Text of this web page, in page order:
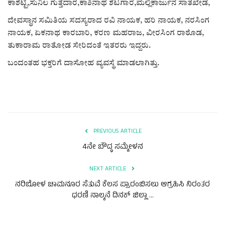
ಕಾಶೆಟ್ಟಿ,ಸುನಿಲ ಗುತ್ತೆದಾರ,ಕಾಶಿನಾಥ ಶೆಟಗಾರ,ಮಲ್ಲಿಕಾರ್ಜುನ ಸಾತಖೇಡ,
ದೇವಸ್ಥಾನ ಸಮಿತಿಯ ಸದಸ್ಯರಾದ ರವಿ ನಾಯಕ, ಹರಿ ನಾಯಕ, ನರಸಿಂಗ
ನಾಯಕ, ಏಕನಾಥ ಕಾರಬಾರಿ, ಕರಣ ಮಹರಾಜ, ವೀರಸಿಂಗ ರಾಠೊಡ,
ತುಕಾರಾಮ ರಾತೋಡ ಸೇರಿದಂತೆ ಇತರರು ಇದ್ದರು.
ಬಂದಂತಹ ಭಕ್ತರಿಗೆ ದಾಸೋಹ ವ್ಯವಸ್ಥೆ ಮಾಡಲಾಗಿತ್ತು.
PREVIOUS ARTICLE
4ನೇ ಬೌದ್ಧ ಸಮ್ಮೇಳನ
NEXT ARTICLE
ನರಿಬೋಳ ಚಾಮನೂರ ಸೆತುವೆ ಕೆಲಸ ಪ್ರಾರಂಬಿಸಲು ಆಗ್ರಹಿಸಿ ನಿರಂತರ
ಧರಣಿ ನಾಲ್ಕನೆ ದಿನಕ್ ಜಿಲ್ಲಾ ...